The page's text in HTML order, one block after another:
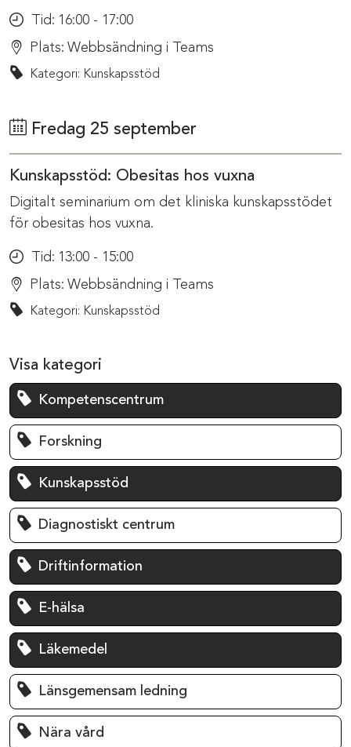
Tid: 16:00 - 17:00
Plats: Webbsändning i Teams
Kategori: Kunskapsstöd
Fredag 25 september
Kunskapsstöd: Obesitas hos vuxna
Digitalt seminarium om det kliniska kunskapsstödet
för obesitas hos vuxna.
Tid: 13:00 - 15:00
Plats: Webbsändning i Teams
Kategori: Kunskapsstöd
Visa kategori
Kompetenscentrum
Forskning
Kunskapsstöd
Diagnostiskt centrum
Driftinformation
E-hälsa
Läkemedel
Länsgemensam ledning
Nära vård